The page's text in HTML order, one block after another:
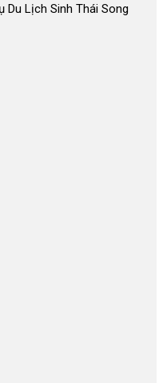
Du Lịch Sinh Thái Song